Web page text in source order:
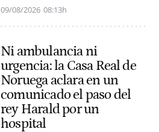
09/08/2026 08:13h
Ni ambulancia ni
urgencia: la Casa Real de
Noruega aclara en un
comunicado el paso del
rey Harald por un
hospital